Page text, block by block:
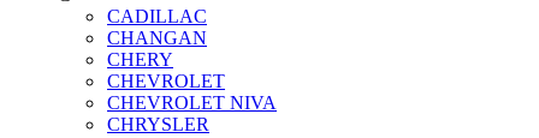
CADILLAC
CHANGAN
CHERY
CHEVROLET
CHEVROLET NIVA
CHRYSLER